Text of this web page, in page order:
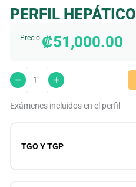
PERFIL HEPÁTICO
Precio:₡51,000.00
Exámenes incluidos en el perfil
TGO Y TGP